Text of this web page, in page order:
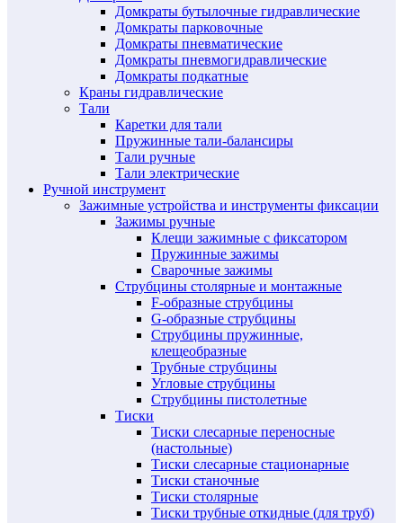
Домкраты бутылочные гидравлические
Домкраты парковочные
Домкраты пневматические
Домкраты пневмогидравлические
Домкраты подкатные
Краны гидравлические
Тали
Каретки для тали
Пружинные тали-балансиры
Тали ручные
Тали электрические
Ручной инструмент
Зажимные устройства и инструменты фиксации
Зажимы ручные
Клещи зажимные с фиксатором
Пружинные зажимы
Сварочные зажимы
Струбцины столярные и монтажные
F-образные струбцины
G-образные струбцины
Струбцины пружинные,
клещеобразные
Трубные струбцины
Угловые струбцины
Струбцины пистолетные
Тиски
Тиски слесарные переносные
(настольные)
Тиски слесарные стационарные
Тиски станочные
Тиски столярные
Тиски трубные откидные (для труб)